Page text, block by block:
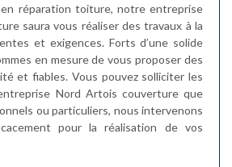
réparation toiture, notre entreprise
saura vous réaliser des travaux à la
et exigences. Forts d’une solide
en mesure de vous proposer des
et fiables. Vous pouvez solliciter les
Nord Artois couverture que
ou particuliers, nous intervenons
pour la réalisation de vos